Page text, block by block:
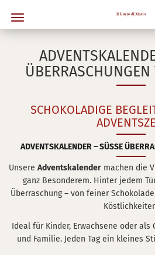
BERRASCHUNGEN
SCHOKOLADIGE
ADVENTSKALENDER – SÜSSE
Unsere Adventskalender machen die
ganz Besonderem. Hinter jedem
Überraschung – von feiner
Ideal für Kinder, Erwachsene oder als
und Familie. Jeden Tag ein kleines